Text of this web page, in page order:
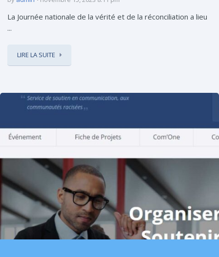
La Journée nationale de la vérité et de la réconciliation a lieu
...
LIRE LA SUITE